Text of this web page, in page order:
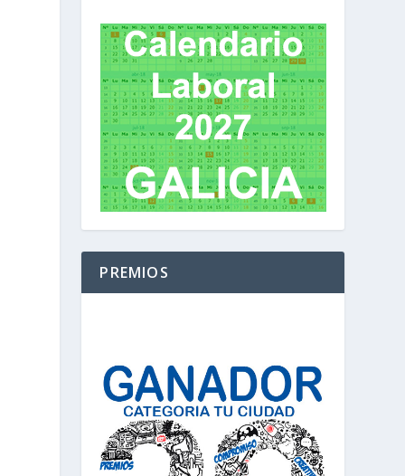
PREMIOS